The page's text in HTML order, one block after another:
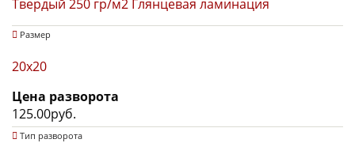
Твердый 250 гр/м2 Глянцевая ламинация
Размер
20x20
Цена разворота
125.00руб.
Тип разворота